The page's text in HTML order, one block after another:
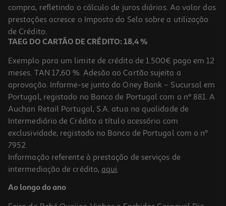
3.79 €/un
3,79 €
Alguidar Redondo 12.1l Cores Sortidas
1.99 €/un
compra, refletindo o cálculo de juros diários. Ao valor das
prestações acresce o Imposto do Selo sobre a utilização
de Crédito.
TAEG DO CARTÃO DE CRÉDITO: 18,4 %
Exemplo para um limite de crédito de 1.500€ pago em 12
meses. TAN 17,60 %. Adesão ao Cartão sujeita a
aprovação. Informe-se junto do Oney Bank – Sucursal em
Portugal, registado no Banco de Portugal com o nº 881. A
Auchan Retail Portugal, S.A. atua na qualidade de
Intermediário de Crédito a título acessório com
exclusividade, registado no Banco de Portugal com o nº
7952.
Informação referente à prestação de serviços de
intermediação de crédito, aqui.
Ao longo do ano